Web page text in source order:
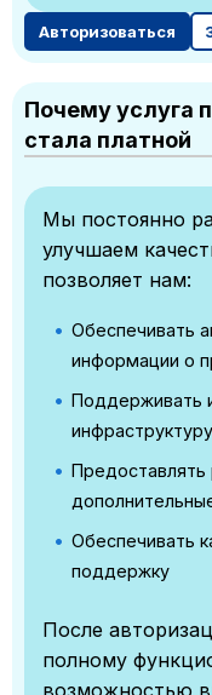
Авторизоваться
Почему услуга
стала платной
Мы постоянно
улучшаем
позволяет нам:
Обеспечивать
информации о
Поддерживать
инфраструктуру
Предоставлять
Обеспечивать
поддержку
После
полному